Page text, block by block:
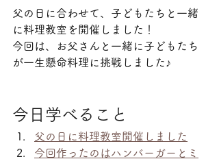
父の日に合わせて、子どもたちと一緒
に料理教室を開催しました！
今回は、お父さんと一緒に子どもたち
が一生懸命料理に挑戦しました♪
今日学べること
父の日に料理教室開催しました
今回作ったのはハンバーガーとミ